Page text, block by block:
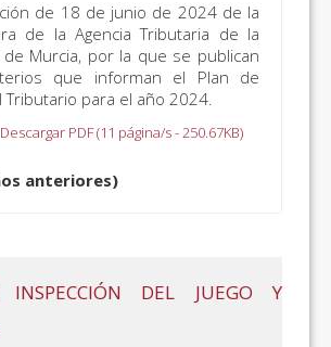
de 18 de junio de 2024 de la
de la Agencia Tributaria de la
de Murcia, por la que se publican
que informan el Plan de
Tributario para el año 2024.
Descargar PDF (11 página/s - 250.67KB)
anteriores)
DEL JUEGO Y